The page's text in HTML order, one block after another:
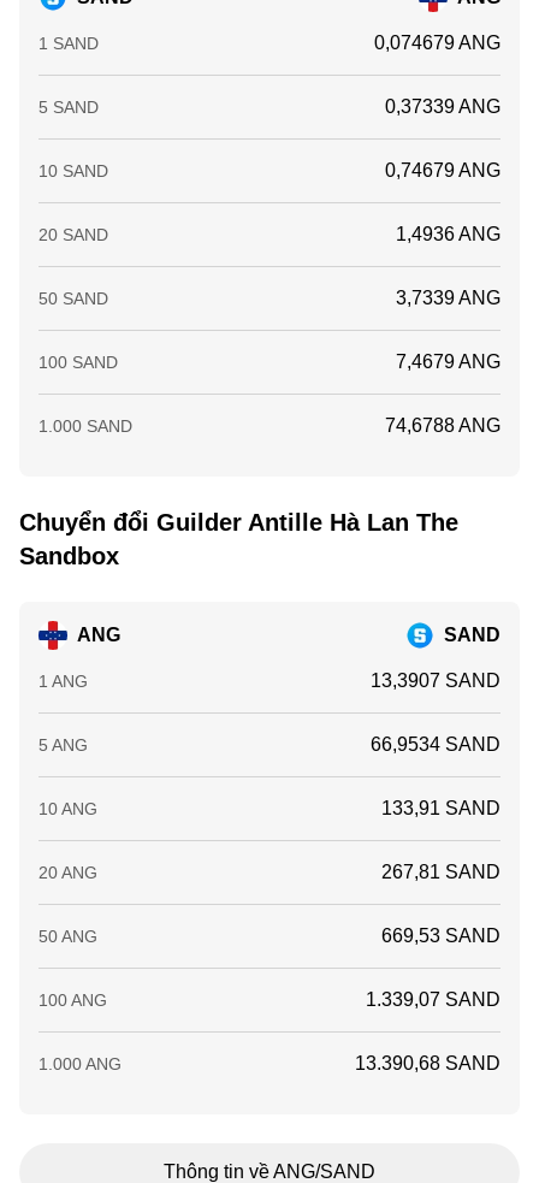
1 SAND 0,074679 ANG
5 SAND 0,37339 ANG
10 SAND 0,74679 ANG
20 SAND 1,4936 ANG
50 SAND 3,7339 ANG
100 SAND 7,4679 ANG
1.000 SAND 74,6788 ANG
Chuyển đổi Guilder Antille Hà Lan The
Sandbox
ANG SAND
1 ANG 13,3907 SAND
5 ANG 66,9534 SAND
10 ANG 133,91 SAND
20 ANG 267,81 SAND
50 ANG 669,53 SAND
100 ANG 1.339,07 SAND
1.000 ANG 13.390,68 SAND
Thông tin về ANG/SAND